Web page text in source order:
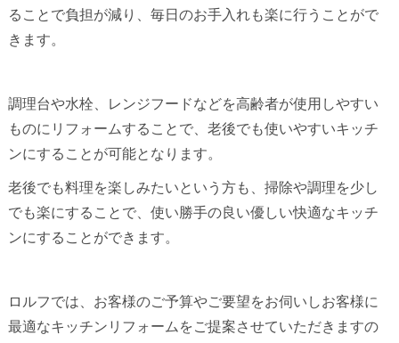
ることで負担が減り、毎日のお手入れも楽に行うことがで
きます。
調理台や水栓、レンジフードなどを高齢者が使用しやすい
ものにリフォームすることで、老後でも使いやすいキッチ
ンにすることが可能となります。
老後でも料理を楽しみたいという方も、掃除や調理を少し
でも楽にすることで、使い勝手の良い優しい快適なキッチ
ンにすることができます。
ロルフでは、お客様のご予算やご要望をお伺いしお客様に
最適なキッチンリフォームをご提案させていただきますの